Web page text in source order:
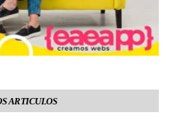
ARTICULOS